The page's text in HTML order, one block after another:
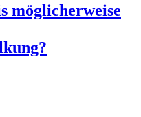
möglicherweise